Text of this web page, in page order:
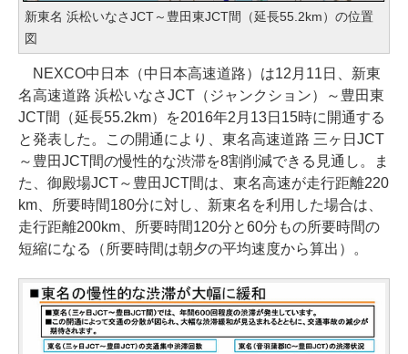
新東名 浜松いなさJCT～豊田東JCT間（延長55.2km）の位置
図
NEXCO中日本（中日本高速道路）は12月11日、新東
名高速道路 浜松いなさJCT（ジャンクション）～豊田東
JCT間（延長55.2km）を2016年2月13日15時に開通する
と発表した。この開通により、東名高速道路 三ヶ日JCT
～豊田JCT間の慢性的な渋滞を8割削減できる見通し。ま
た、御殿場JCT～豊田JCT間は、東名高速が走行距離220
km、所要時間180分に対し、新東名を利用した場合は、
走行距離200km、所要時間120分と60分もの所要時間の
短縮になる（所要時間は朝夕の平均速度から算出）。